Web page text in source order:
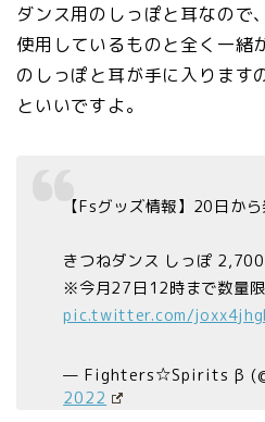
ダンス用のしっぽと耳なので
使用しているものと全く一緒
のしっぽと耳が手に入ります
といいですよ。
【Fsグッズ情報】20日か
きつねダンス しっぽ
※今月27日12時まで数量
pic.twitter.com/
— Fighters☆Spirits β
2022